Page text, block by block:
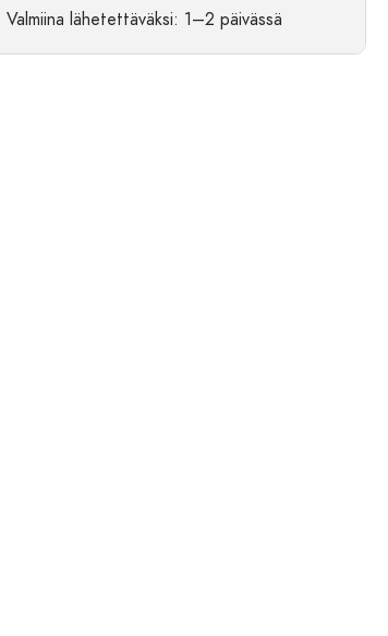
Valmiina lähetettäväksi: 1–2 päivässä